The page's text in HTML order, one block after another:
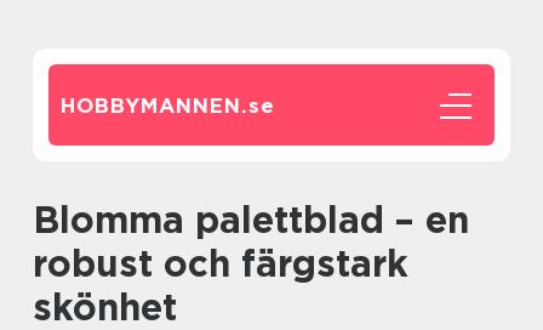
HOBBYMANNEN.se
Blomma palettblad – en
robust och färgstark
skönhet